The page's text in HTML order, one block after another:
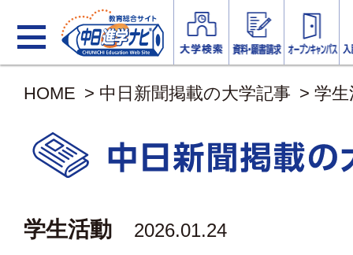
HOME > 中日新聞掲載の大学記事 > 学
学生活動 2026.01.24